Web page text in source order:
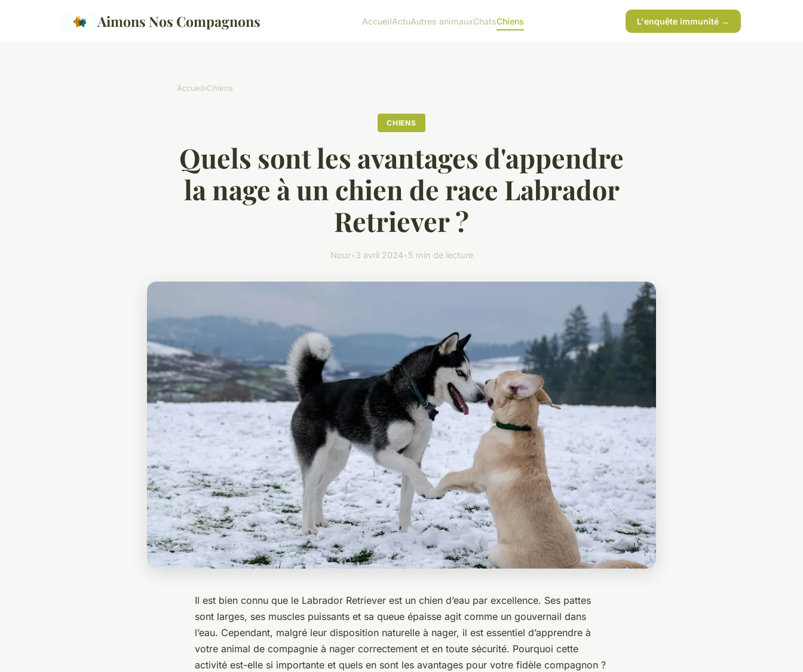
Aimons Nos Compagnons AccueilActuAutres animauxChatsChiens L'enquête immunité →
Accueil›Chiens
CHIENS
Quels sont les avantages d'appendre
la nage à un chien de race Labrador
Retriever ?
Nour•3 avril 2024•5 min de lecture
Il est bien connu que le Labrador Retriever est un chien d’eau par excellence. Ses pattes
sont larges, ses muscles puissants et sa queue épaisse agit comme un gouvernail dans
l’eau. Cependant, malgré leur disposition naturelle à nager, il est essentiel d’apprendre à
votre animal de compagnie à nager correctement et en toute sécurité. Pourquoi cette
activité est-elle si importante et quels en sont les avantages pour votre fidèle compagnon ?